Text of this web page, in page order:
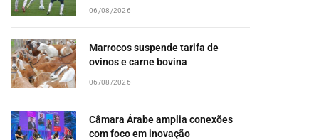
06/08/2026
Marrocos suspende tarifa de
ovinos e carne bovina
06/08/2026
Câmara Árabe amplia conexões
com foco em inovação